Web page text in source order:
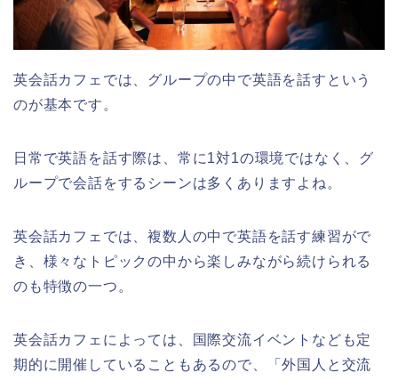
英会話カフェでは、グループの中で英語を話すという
のが基本です。
日常で英語を話す際は、常に1対1の環境ではなく、グ
ループで会話をするシーンは多くありますよね。
英会話カフェでは、複数人の中で英語を話す練習がで
き、様々なトピックの中から楽しみながら続けられる
のも特徴の一つ。
英会話カフェによっては、国際交流イベントなども定
期的に開催していることもあるので、「外国人と交流